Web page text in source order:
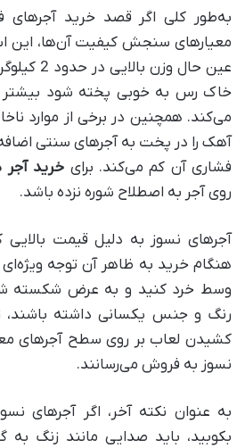
به‌طور کلی اگر قصد خرید آجر‌های
معیار‌های سنجش کیفیت آن‌ها، این
عین حال
خاک رس به خوبی پخته شود بیشتر
می‌کند. همچنین در برخی از موارد
آهک را در پخت به آجر‌های سنتی
فشاری آن کم می‌کند. برای خرید آجر
روی آجر به اصطلاح شوره نزده باشد.
آجر‌های نسوز به دلیل قیمت بالایی
هنگام خرید به ظاهر آن توجه ویژه‌ای
وسط خرد کنید و به عرض شکسته
رنگ و جنس یکسانی داشته باشند،
کشیدن لعاب بر روی سطح آجر‌های
نسوز به فروش می‌رسانند.
به عنوان نکته آخر، اگر آجر‌های
بکوبید، باید صدایی مانند زنگ